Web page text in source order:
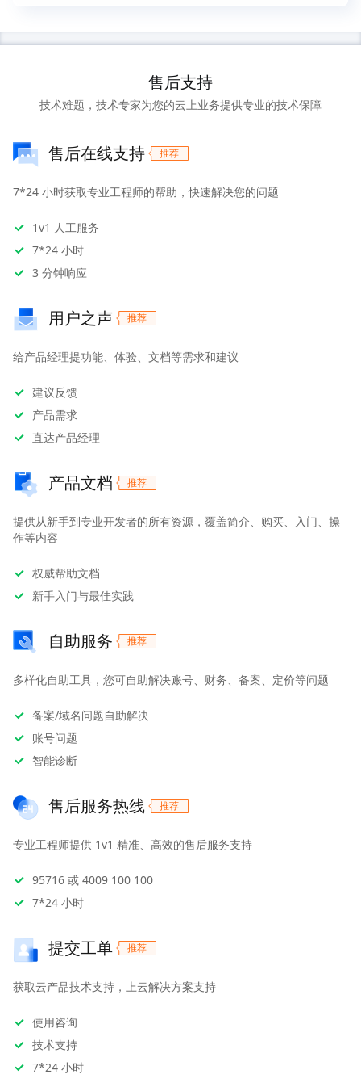
售后支持
技术难题，技术专家为您的云上业务提供专业的技术保障
售后在线支持
7*24 小时获取专业工程师的帮助，快速解决您的问题
1v1 人工服务
7*24 小时
3 分钟响应
用户之声
给产品经理提功能、体验、文档等需求和建议
建议反馈
产品需求
直达产品经理
产品文档
提供从新手到专业开发者的所有资源，覆盖简介、购买、入门、操
作等内容
权威帮助文档
新手入门与最佳实践
自助服务
多样化自助工具，您可自助解决账号、财务、备案、定价等问题
备案/域名问题自助解决
账号问题
智能诊断
售后服务热线
专业工程师提供 1v1 精准、高效的售后服务支持
95716 或 4009 100 100
7*24 小时
提交工单
获取云产品技术支持，上云解决方案支持
使用咨询
技术支持
7*24 小时